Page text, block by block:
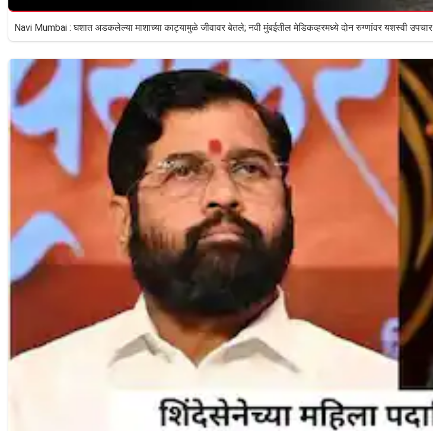
Navi Mumbai : घशात अडकलेल्या माशाच्या काट्यामुळे जीवावर बेतले; नवी मुंबईतील मेडिकव्हरमध्ये दोन रुग्णांवर यशस्वी उपचार